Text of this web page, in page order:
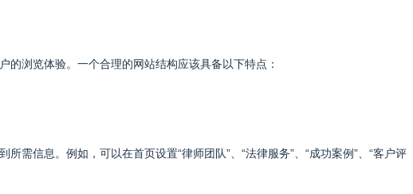
的浏览体验。一个合理的网站结构应该具备以下特点：
需信息。例如，可以在首页设置“律师团队”、“法律服务”、“成功案例”、“客户评